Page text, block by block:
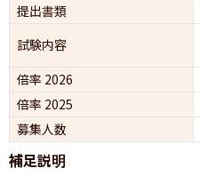
提出書類
試験内容
倍率 2026
倍率 2025
募集人数
補足説明